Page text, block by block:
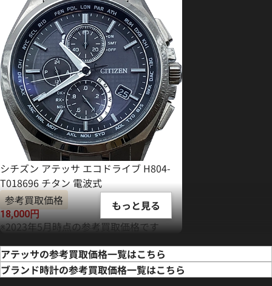
シチズン アテッサ エコドライブ H804-
T018696 チタン 電波式
参考買取価格
18,000円
※2023年5月時点の参考買取価格です
もっと見る
アテッサの参考買取価格一覧はこちら
ブランド時計の参考買取価格一覧はこちら